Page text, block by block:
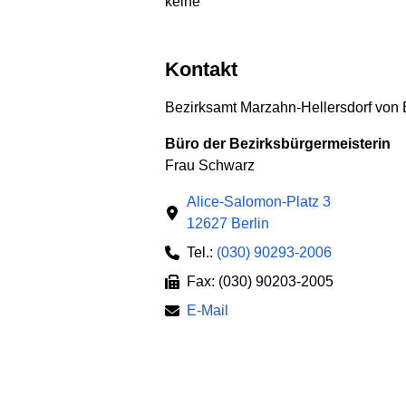
Kontakt
Bezirksamt Marzahn-Hellersdorf von
Büro der Bezirksbürgermeisterin
Frau Schwarz
Alice-Salomon-Platz 3
12627 Berlin
Tel.: (030) 90293-2006
Fax: (030) 90203-2005
E-Mail